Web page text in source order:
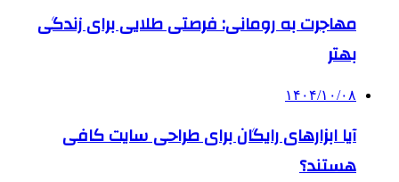
مهاجرت به رومانی: فرصتی طلایی برای زندگی
بهتر
۱۴۰۴/۱۰/۰۸
آیا ابزارهای رایگان برای طراحی سایت کافی
هستند؟